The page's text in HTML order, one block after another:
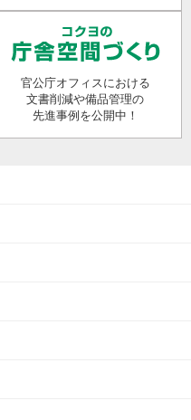
官公庁オフィスにおける
文書削減や備品管理の
先進事例を公開中！